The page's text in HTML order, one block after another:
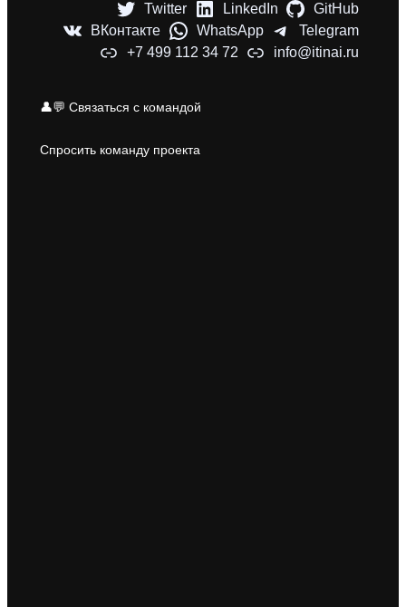
Twitter LinkedIn
GitHub
ВКонтакте
WhatsApp
Telegram
+7 499 112 34 72
info@itinai.ru
👤💬 Связаться с командой
Спросить команду проекта